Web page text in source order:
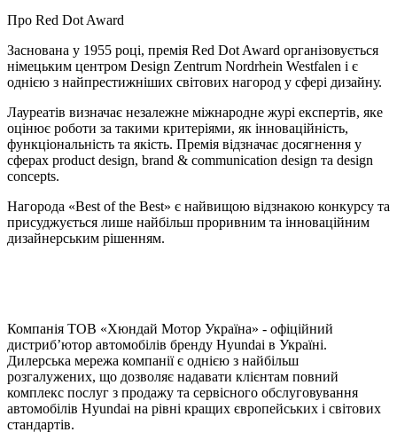
Про Red Dot Award
Заснована у 1955 році, премія Red Dot Award організовується
німецьким центром Design Zentrum Nordrhein Westfalen і є
однією з найпрестижніших світових нагород у сфері дизайну.
Лауреатів визначає незалежне міжнародне журі експертів, яке
оцінює роботи за такими критеріями, як інноваційність,
функціональність та якість. Премія відзначає досягнення у
сферах product design, brand & communication design та design
concepts.
Нагорода «Best of the Best» є найвищою відзнакою конкурсу та
присуджується лише найбільш проривним та інноваційним
дизайнерським рішенням.
Компанія ТOВ «Хюндай Мотор Україна» - офіційний
дистриб’ютор автомобілів бренду Hyundai в Україні.
Дилерська мережа компанії є однією з найбільш
розгалужених, що дозволяє надавати клієнтам повний
комплекс послуг з продажу та сервісного обслуговування
автомобілів Hyundai на рівні кращих європейських і світових
стандартів.